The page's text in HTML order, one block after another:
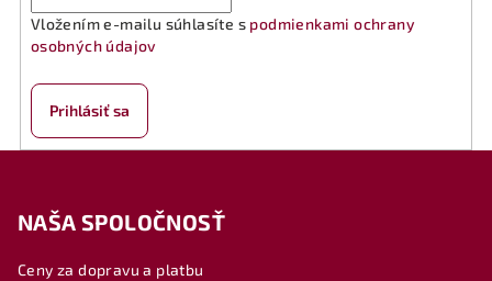
Vložením e-mailu súhlasíte s podmienkami ochrany
osobných údajov
Prihlásiť sa
NAŠA SPOLOČNOSŤ
Ceny za dopravu a platbu